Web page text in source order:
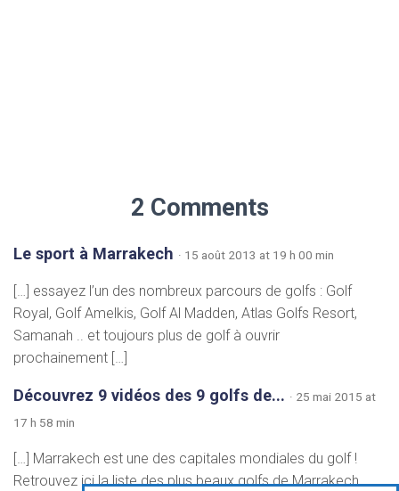
2 Comments
Le sport à Marrakech · 15 août 2013 at 19 h 00 min
[…] essayez l’un des nombreux parcours de golfs : Golf
Royal, Golf Amelkis, Golf Al Madden, Atlas Golfs Resort,
Samanah .. et toujours plus de golf à ouvrir
prochainement […]
Découvrez 9 vidéos des 9 golfs de... · 25 mai 2015 at
17 h 58 min
[…] Marrakech est une des capitales mondiales du golf !
Retrouvez ici la liste des plus beaux golfs de Marrakech.